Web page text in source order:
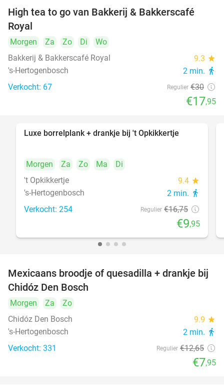
40%
High tea to go van Bakkerij & Bakkerscafé
Royal
Morgen Za Zo Di
Wo
Bakkerij & Bakkerscafé Royal
9.3 star
's-Hertogenbosch 2 min. directions_walk
Verkocht: 67 Regulier €30
€17,95
Luxe borrelplank + drankje bij 't Opkikkertje
Morgen Za Zo Ma
Di
't Opkikkertje
9.4 star
's-Hertogenbosch 2 min. directions_walk
Verkocht: 254 Regulier €16,75
€9,95
37%
Mexicaans broodje of quesadilla + drankje bij
Chidóz Den Bosch
Morgen Za
Zo
Chidóz Den Bosch
9.9 star
's-Hertogenbosch 2 min. directions_walk
Verkocht: 331 Regulier €12,65
€7,95